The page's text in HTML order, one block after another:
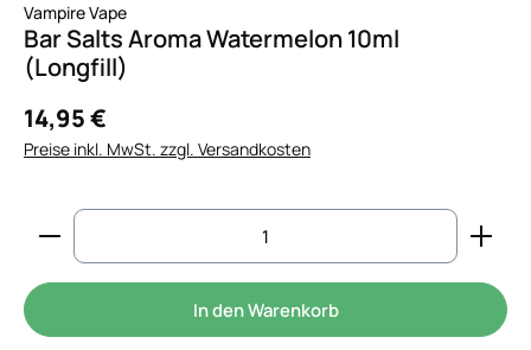
Vampire Vape
Bar Salts Aroma Watermelon 10ml
(Longfill)
14,95 €
Preise inkl. MwSt. zzgl. Versandkosten
Produkt Anzahl: Gib den gewünschten Wert
In den Warenkorb